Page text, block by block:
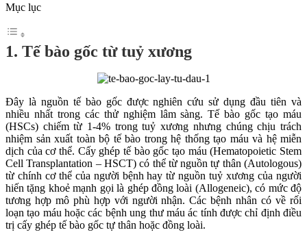
Mục lục
1. Tế bào gốc từ tuỷ xương
Đây là nguồn tế bào gốc được nghiên cứu sử dụng đầu tiên và
nhiều nhất trong các thử nghiệm lâm sàng. Tế bào gốc tạo máu
(HSCs) chiếm từ 1-4% trong tuỷ xương nhưng chúng chịu trách
nhiệm sản xuất toàn bộ tế bào trong hệ thống tạo máu và hệ miễn
dịch của cơ thể. Cấy ghép tế bào gốc tạo máu (Hematopoietic Stem
Cell Transplantation – HSCT) có thể từ nguồn tự thân (Autologous)
từ chính cơ thể của người bệnh hay từ nguồn tuỷ xương của người
hiến tặng khoẻ mạnh gọi là ghép đồng loài (Allogeneic), có mức độ
tương hợp mô phù hợp với người nhận. Các bệnh nhân có về rối
loạn tạo máu hoặc các bệnh ung thư máu ác tính được chỉ định điều
trị cấy ghép tế bào gốc tự thân hoặc đồng loài.